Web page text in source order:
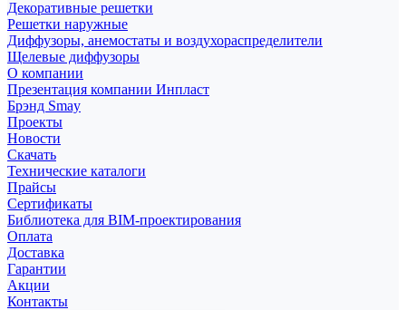
Декоративные решетки
Решетки наружные
Диффузоры, анемостаты и воздухораспределители
Щелевые диффузоры
О компании
Презентация компании Инпласт
Брэнд Smay
Проекты
Новости
Скачать
Технические каталоги
Прайсы
Сертификаты
Библиотека для BIM-проектирования
Оплата
Доставка
Гарантии
Акции
Контакты